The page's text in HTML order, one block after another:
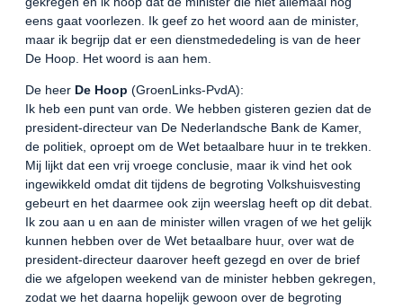
eens gaat voorlezen. Ik geef zo het woord aan de minister,
maar ik begrijp dat er een dienstmededeling is van de heer
De Hoop. Het woord is aan hem.
De heer De Hoop (GroenLinks-PvdA):
Ik heb een punt van orde. We hebben gisteren gezien dat de
president-directeur van De Nederlandsche Bank de Kamer,
de politiek, oproept om de Wet betaalbare huur in te trekken.
Mij lijkt dat een vrij vroege conclusie, maar ik vind het ook
ingewikkeld omdat dit tijdens de begroting Volkshuisvesting
gebeurt en het daarmee ook zijn weerslag heeft op dit debat.
Ik zou aan u en aan de minister willen vragen of we het gelijk
kunnen hebben over de Wet betaalbare huur, over wat de
president-directeur daarover heeft gezegd en over de brief
die we afgelopen weekend van de minister hebben gekregen,
zodat we het daarna hopelijk gewoon over de begroting